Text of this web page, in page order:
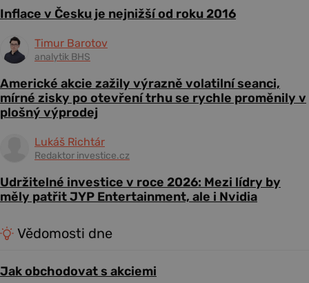
Inflace v Česku je nejnižší od roku 2016
Timur Barotov
analytik BHS
Americké akcie zažily výrazně volatilní seanci,
mírné zisky po otevření trhu se rychle proměnily v
plošný výprodej
Lukáš Richtár
Redaktor investice.cz
Udržitelné investice v roce 2026: Mezi lídry by
měly patřit JYP Entertainment, ale i Nvidia
Vědomosti dne
Jak obchodovat s akciemi